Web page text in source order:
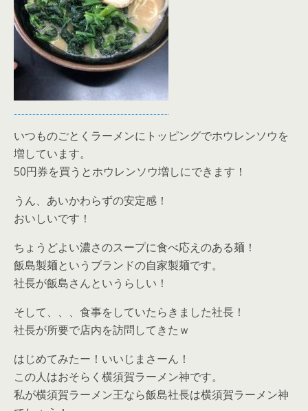
いつものごとくラーメンにトッピングでホウレンソウを
増しています。
50円券を買うとホウレンソウ増しにできます！
うん、あいかわらずの安定感！
おいしいです！
ちょうどよい濃さのスープに食べ応えのある麺！
飯島製麺というブランドの自家製麺です。
社長が飯島さんというらしい！
そして、、、食事をしていたらきました社長！
社長が所要で店内を訪問してきたｗ
はじめてみたー！いいじまさーん！
この人はおそらく横須賀ラーメン神です。
私が横須賀ラーメン王なら飯島社長は横須賀ラーメン神